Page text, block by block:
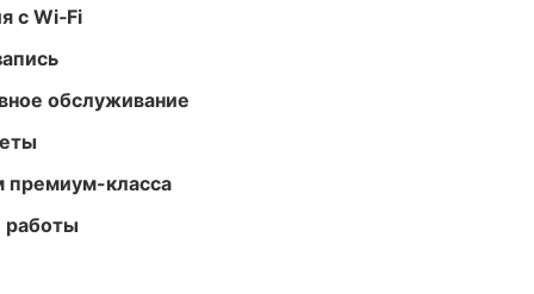
с Wi‑Fi
обслуживание
премиум-класса
работы